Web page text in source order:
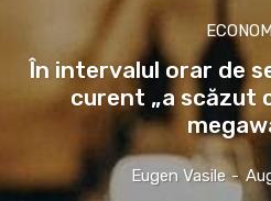
În intervalul orar de
curent „a scăzut
Eugen Vasile -